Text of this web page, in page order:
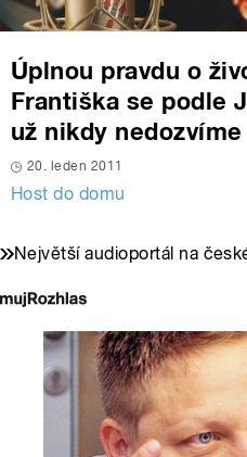
Úplnou pravdu o
Františka se podle
už nikdy nedozvíme
20. leden 2011
Host do domu
Největší audioportál na